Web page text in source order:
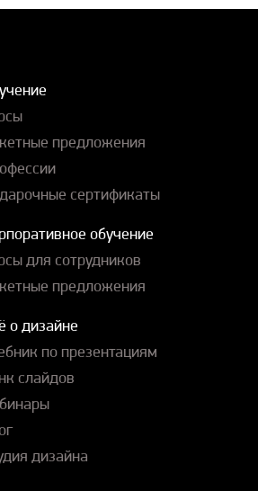
предложения
сертификаты
обучение
для сотрудников
предложения
о дизайне
по презентациям
слайдов
дизайна